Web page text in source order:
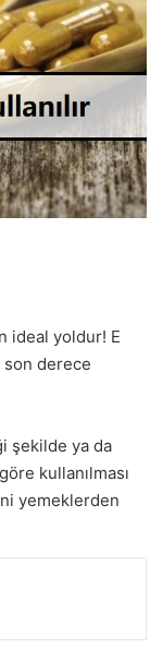
ideal yoldur! E
derece
şekilde ya da
kullanılması
yemeklerden